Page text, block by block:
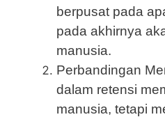
berpusat pada
pada akhirnya
manusia.
Perbandingan
dalam retensi
manusia, tetapi